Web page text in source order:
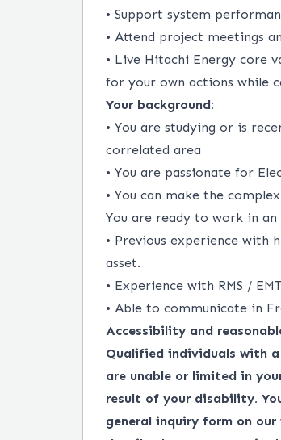
• Support system
• Attend project meetings
• Live Hitachi Energy core
for your own actions while
Your background:
• You are studying or is
correlated area
• You are passionate for
• You can make the
You are ready to work in
• Previous experience with
asset.
• Experience with RMS /
• Able to communicate in
Accessibility and
Qualified individuals with
are unable or limited in
result of your disability.
general inquiry form on